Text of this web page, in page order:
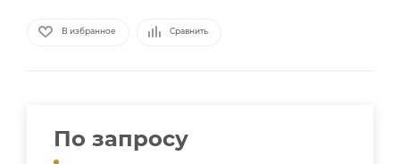
В избранное Сравнить
По запросу